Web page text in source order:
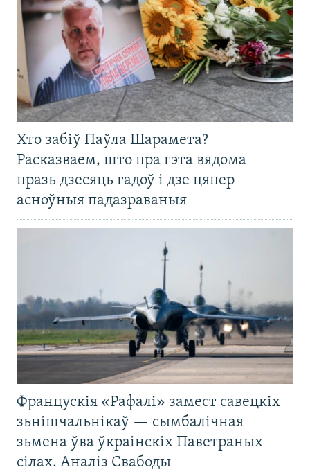
Хто забіў Паўла Шарамета?
Расказваем, што пра гэта вядома
празь дзесяць гадоў і дзе цяпер
асноўныя падазраваныя
Францускія «Рафалі» замест савецкіх
зьнішчальнікаў — сымбалічная
зьмена ўва ўкраінскіх Паветраных
сілах. Аналіз Свабоды